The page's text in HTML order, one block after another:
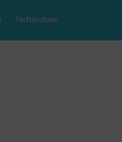
Heftarchive